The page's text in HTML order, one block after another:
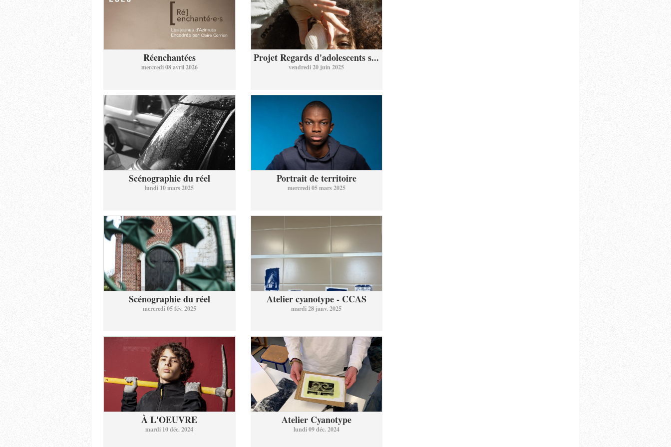
Réenchantées
mercredi 08 avril 2026
Projet Regards d'adolescents s...
vendredi 20 juin 2025
Scénographie du réel
lundi 10 mars 2025
Portrait de territoire
mercredi 05 mars 2025
Scénographie du réel
mercredi 05 fév. 2025
Atelier cyanotype - CCAS
mardi 28 janv. 2025
À L'OEUVRE
mardi 10 déc. 2024
Atelier Cyanotype
lundi 09 déc. 2024